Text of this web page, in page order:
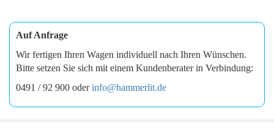
Auf Anfrage
Wir fertigen Ihren Wagen individuell nach Ihren Wünschen.
Bitte setzen Sie sich mit einem Kundenberater in Verbindung:
0491 / 92 900 oderinfo@hammerlit.de